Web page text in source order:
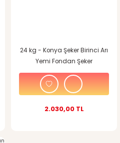
24 kg - Konya Şeker Birinci Arı
Yemi Fondan Şeker
2.030,00 TL